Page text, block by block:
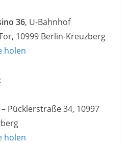
36, U-Bahnhof
10999 Berlin-Kreuzberg
holen
– Pücklerstraße 34, 10997
holen